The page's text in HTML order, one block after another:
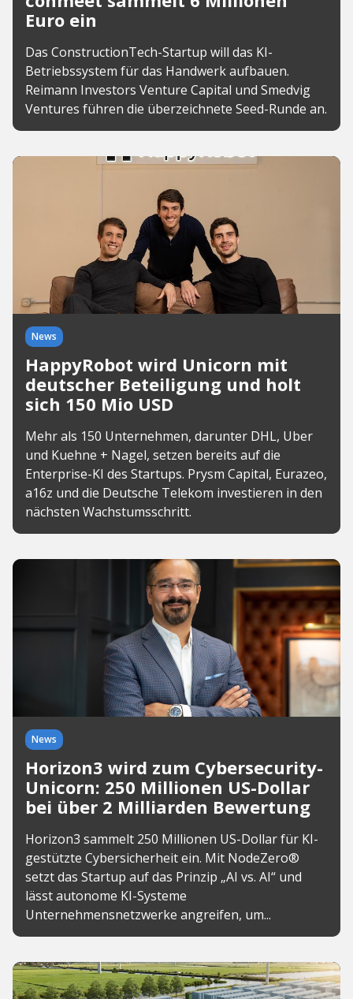
Euro ein
Das ConstructionTech-Startup will das KI-
Betriebssystem für das Handwerk aufbauen.
Reimann Investors Venture Capital und Smedvig
Ventures führen die überzeichnete Seed-Runde an.
News
HappyRobot wird Unicorn mit
deutscher Beteiligung und holt
sich 150 Mio USD
Mehr als 150 Unternehmen, darunter DHL, Uber
und Kuehne + Nagel, setzen bereits auf die
Enterprise-KI des Startups. Prysm Capital, Eurazeo,
a16z und die Deutsche Telekom investieren in den
nächsten Wachstumsschritt.
News
Horizon3 wird zum Cybersecurity-
Unicorn: 250 Millionen US-Dollar
bei über 2 Milliarden Bewertung
Horizon3 sammelt 250 Millionen US-Dollar für KI-
gestützte Cybersicherheit ein. Mit NodeZero®
setzt das Startup auf das Prinzip „AI vs. AI“ und
lässt autonome KI-Systeme
Unternehmensnetzwerke angreifen, um...